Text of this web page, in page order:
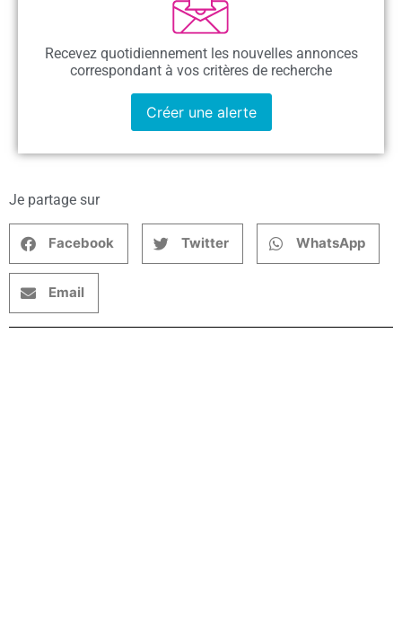
Recevez quotidiennement les nouvelles annonces
correspondant à vos critères de recherche
Créer une alerte
Je partage sur
Facebook Twitter WhatsApp
Email